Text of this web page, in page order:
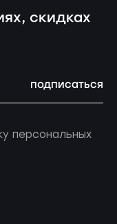
скидках
подписаться
персональных